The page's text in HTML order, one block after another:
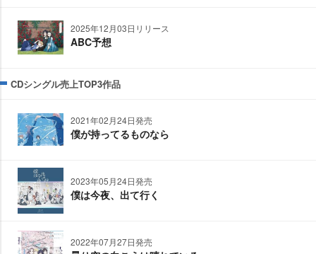
2025年12月03日リリース
ABC予想
CDシングル売上TOP3作品
2021年02月24日発売
僕が持ってるものなら
2023年05月24日発売
僕は今夜、出て行く
2022年07月27日発売